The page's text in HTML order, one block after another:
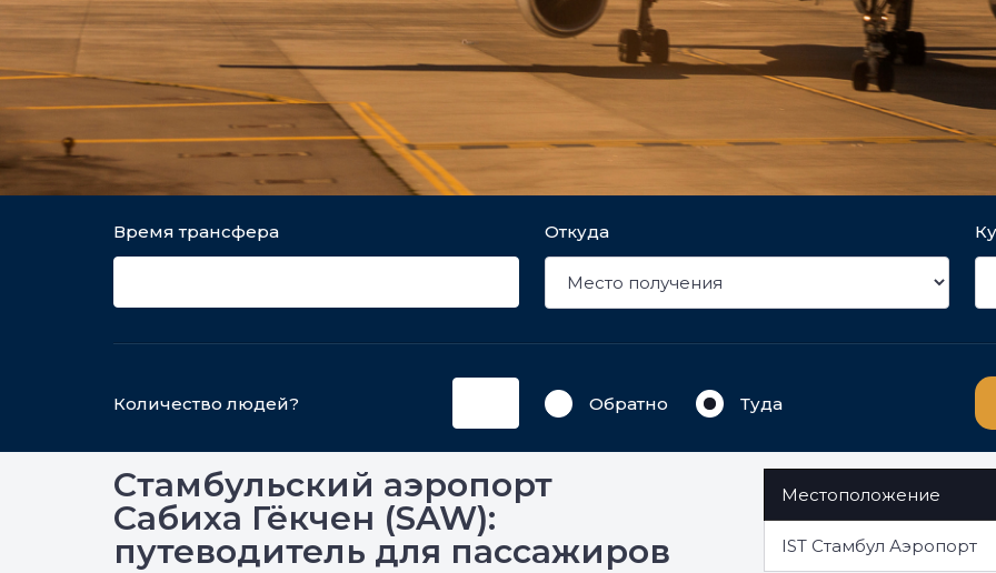
Время трансфера Откуда
Количество людей? Обратно Туда
Стамбульский аэропорт
Сабиха Гёкчен (SAW):
путеводитель для пассажиров
Местоположение
IST Стамбул Аэропорт